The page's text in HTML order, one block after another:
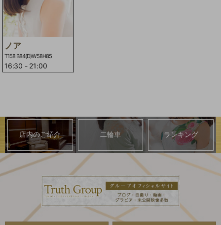
ノア
T158 B84(D)W58H85
16:30 - 21:00
店内のご紹介 二輪車 ランキング